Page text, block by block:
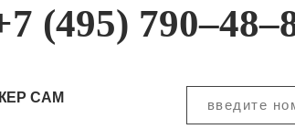
(495)
САМ